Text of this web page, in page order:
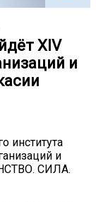
XIV
и
института
и
СИЛА.